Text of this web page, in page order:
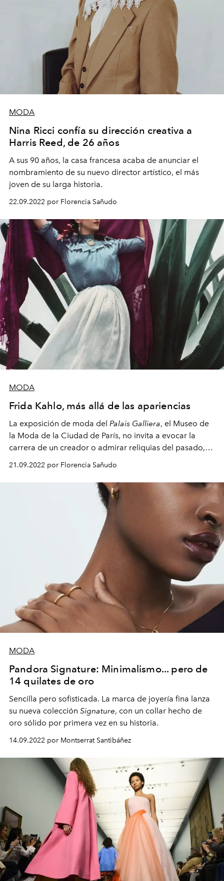
MODA
Nina Ricci confía su dirección creativa a
Harris Reed, de 26 años
A sus 90 años, la casa francesa acaba de anunciar el
nombramiento de su nuevo director artístico, el más
joven de su larga historia.
22.09.2022 por Florencia Sañudo
MODA
Frida Kahlo, más allá de las apariencias
La exposición de moda del Palais Galliera, el Museo de
la Moda de la Ciudad de París, no invita a evocar la
carrera de un creador o admirar reliquias del pasado,
potente como la de Frida Kahlo (1907 -1954).
21.09.2022 por Florencia Sañudo
MODA
Pandora Signature: Minimalismo... pero de
14 quilates de oro
Sencilla pero sofisticada. La marca de joyería fina lanza
su nueva colección Signature, con un collar hecho de
oro sólido por primera vez en su historia.
14.09.2022 por Montserrat Santibáñez